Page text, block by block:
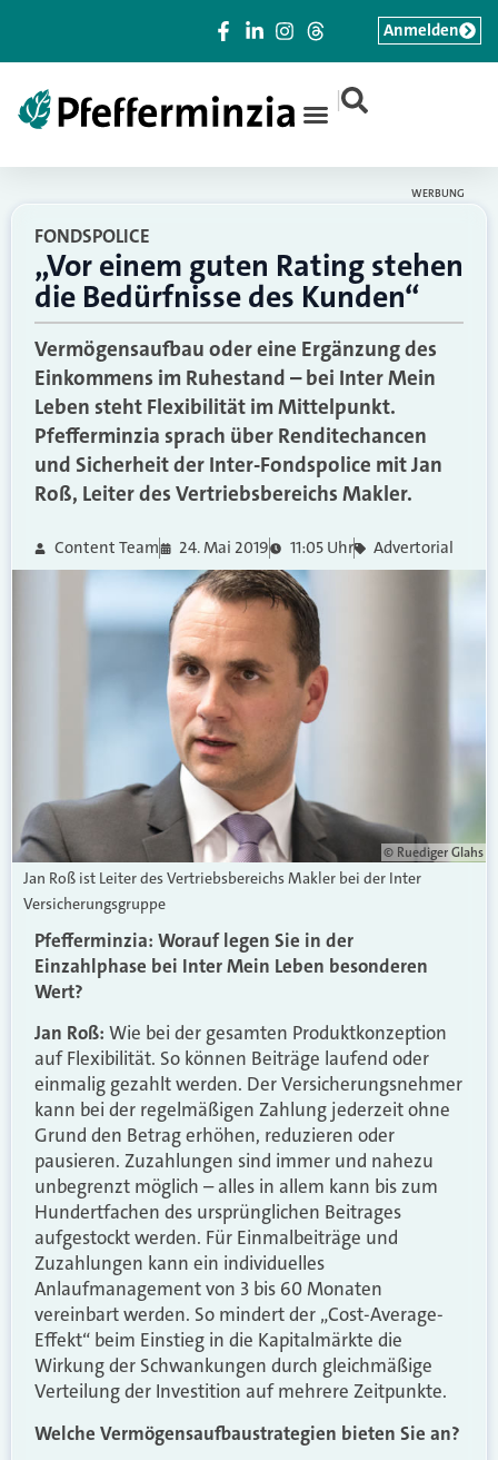
|
Anmelden
WERBUNG
FONDSPOLICE
„Vor einem guten Rating stehen
die Bedürfnisse des Kunden“
Vermögensaufbau oder eine Ergänzung des
Einkommens im Ruhestand – bei Inter Mein
Leben steht Flexibilität im Mittelpunkt.
Pfefferminzia sprach über Renditechancen
und Sicherheit der Inter-Fondspolice mit Jan
Roß, Leiter des Vertriebsbereichs Makler.
Content Team 24. Mai 2019 11:05 Uhr Advertorial
© Ruediger Glahs
Jan Roß ist Leiter des Vertriebsbereichs Makler bei der Inter
Versicherungsgruppe
Pfefferminzia: Worauf legen Sie in der
Einzahlphase bei Inter Mein Leben besonderen
Wert?
Jan Roß: Wie bei der gesamten Produktkonzeption
auf Flexibilität. So können Beiträge laufend oder
einmalig gezahlt werden. Der Versicherungsnehmer
kann bei der regelmäßigen Zahlung jederzeit ohne
Grund den Betrag erhöhen, reduzieren oder
pausieren. Zuzahlungen sind immer und nahezu
unbegrenzt möglich – alles in allem kann bis zum
Hundertfachen des ursprünglichen Beitrages
aufgestockt werden. Für Einmalbeiträge und
Zuzahlungen kann ein individuelles
Anlaufmanagement von 3 bis 60 Monaten
vereinbart werden. So mindert der „Cost-Average-
Effekt“ beim Einstieg in die Kapitalmärkte die
Wirkung der Schwankungen durch gleichmäßige
Verteilung der Investition auf mehrere Zeitpunkte.
Welche Vermögensaufbaustrategien bieten Sie an?